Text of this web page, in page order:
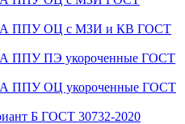
А ППУ ОЦ с МЗИ и КВ ГОСТ
А ППУ ПЭ укороченные ГОСТ
А ППУ ОЦ укороченные ГОСТ
Б ГОСТ 30732-2020